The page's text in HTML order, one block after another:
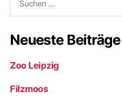
nach:
Neueste Beiträge
Zoo Leipzig
Filzmoos